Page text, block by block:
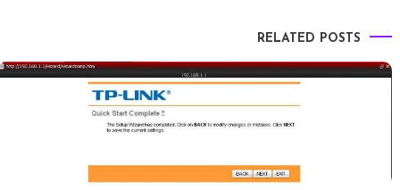
RELATED POSTS